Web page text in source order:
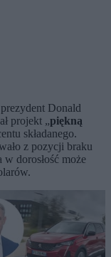
Donald
projekt „piękną
składanego.
z pozycji braku
dorosłość może